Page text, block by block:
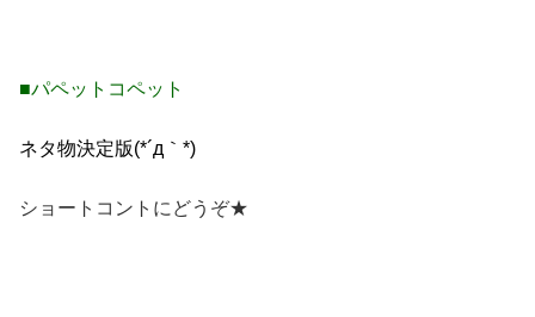
■パペットコペット
ネタ物決定版(*´д｀*)
ショートコントにどうぞ★